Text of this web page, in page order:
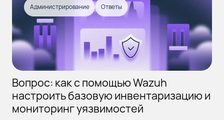
Администрирование Ответы
Вопрос: как с помощью Wazuh
настроить базовую инвентаризацию и
мониторинг уязвимостей